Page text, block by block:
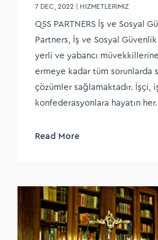
7 DEC, 2022 HIZMETLERIMIZ
QSS PARTNERS İş ve Sosyal
Partners, İş ve Sosyal Güvenlik
yerli ve yabancı
ermeye kadar tüm sorunlarda
çözümler sağlamaktadır. İşçi,
konfederasyonlara hayatın
Read More